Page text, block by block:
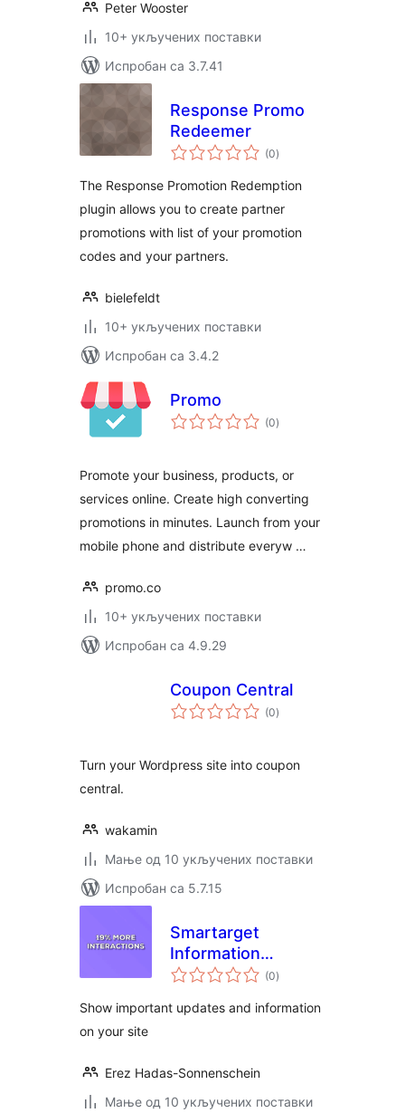
Peter Wooster
10+ укључених поставки
Испробан са 3.7.41
Response Promo
Redeemer
(0укупних
оцена
)
The Response Promotion Redemption
plugin allows you to create partner
promotions with list of your promotion
codes and your partners.
bielefeldt
10+ укључених поставки
Испробан са 3.4.2
Promo
(0укупних
оцена
)
Promote your business, products, or
services online. Create high converting
promotions in minutes. Launch from your
mobile phone and distribute everyw …
promo.co
10+ укључених поставки
Испробан са 4.9.29
Coupon Central
(0укупних
оцена
)
Turn your Wordpress site into coupon
central.
wakamin
Мање од 10 укључених поставки
Испробан са 5.7.15
Smartarget
Information
Message
(0укупних
оцена
)
Show important updates and information
on your site
Erez Hadas-Sonnenschein
Мање од 10 укључених поставки